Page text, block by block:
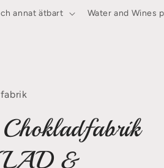
annat ätbart Water and Wines
&